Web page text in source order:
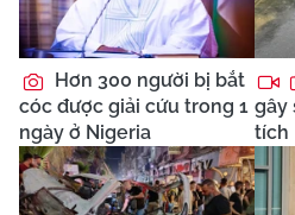
Hơn 300 người bị bắt
cóc được giải cứu trong 1
ngày ở Nigeria
gây
tích